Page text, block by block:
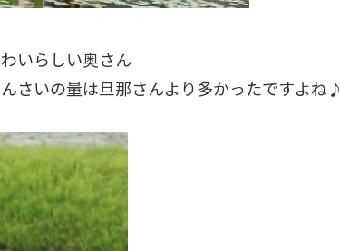
いらしい奥さん
さいの量は旦那さんより多かったですよね♪